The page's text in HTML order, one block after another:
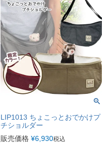
LIP1013 ちょこっとおでかけプ
チショルダー
販売価格 ¥6,930税込